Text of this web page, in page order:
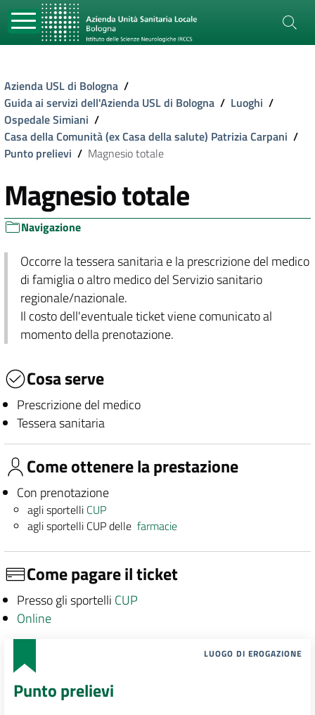
Azienda USL di Bologna /
Guida ai servizi dell'Azienda USL di Bologna / Luoghi /
Ospedale Simiani /
Casa della Comunità (ex Casa della salute) Patrizia Carpani /
Punto prelievi / Magnesio totale
Magnesio totale
Navigazione
Occorre la tessera sanitaria e la prescrizione del medico
di famiglia o altro medico del Servizio sanitario
regionale/nazionale.
Il costo dell'eventuale ticket viene comunicato al
momento della prenotazione.
Cosa serve
Prescrizione del medico
Tessera sanitaria
Come ottenere la prestazione
Con prenotazione
agli sportelli CUP
agli sportelli CUP dellefarmacie
Come pagare il ticket
Presso gli sportelli CUP
Online
LUOGO DI EROGAZIONE
Punto prelievi